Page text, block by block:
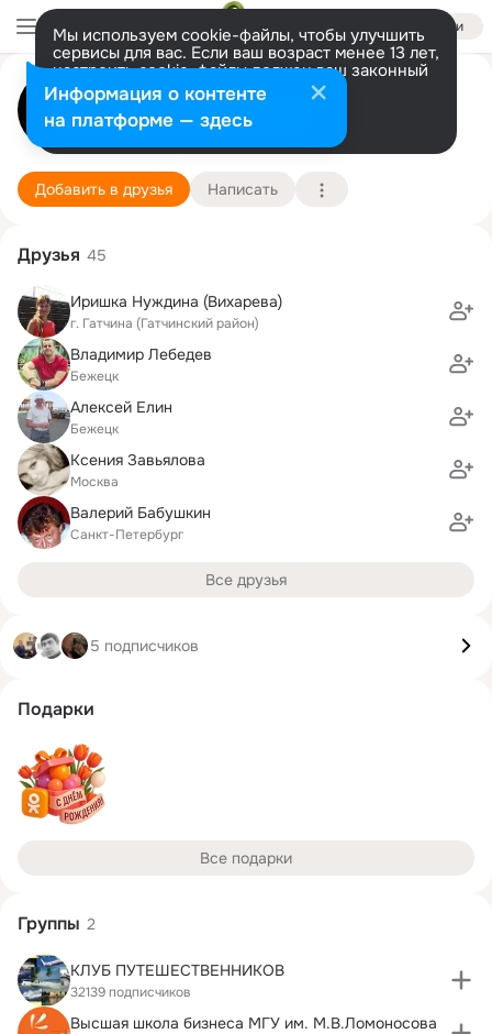
Войти
Мы используем cookie-файлы, чтобы улучшить
сервисы для вас. Если ваш возраст менее 13 лет,
настроить cookie-файлы должен ваш законный
представитель. Больше информации
Разрешить все Настроить
Яна Козырева
Санкт-Петербург
1 гимназия им. В.Я. ШишковаПодробнее
Добавить в друзья Написать
Друзья 45
Иришка Нуждина (Вихарева)
г. Гатчина (Гатчинский район)
Владимир Лебедев
Бежецк
Алексей Елин
Бежецк
Ксения Завьялова
Москва
Валерий Бабушкин
Санкт-Петербург
Все друзья
5 подписчиков
Подарки
Все подарки
Группы 2
КЛУБ ПУТЕШЕСТВЕННИКОВ
32139 подписчиков
Высшая школа бизнеса МГУ им. М.В.Ломоносова
Информация о контенте
на платформе — здесь